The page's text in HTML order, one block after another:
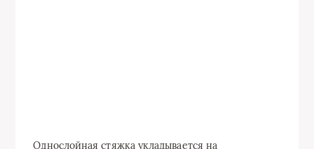
Однослойная стяжка укладывается на